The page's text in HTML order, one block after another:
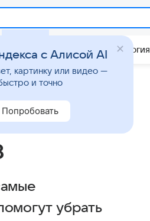
Стиль жизни Психология
талию:
убрать
с Алисой AI
картинку или видео —
и точно
Попробовать